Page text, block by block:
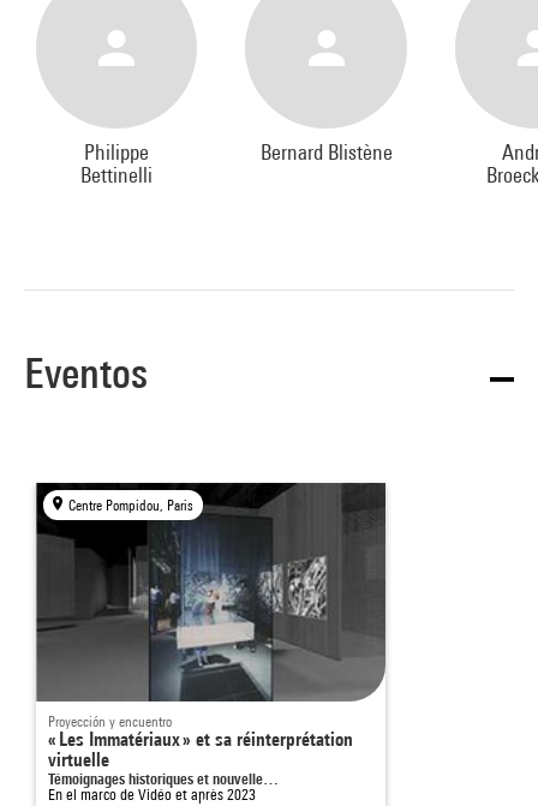
Philippe
Bettinelli
Bernard Blistène
Eventos
Centre Pompidou, Paris
Proyección y encuentro
« Les Immatériaux » et sa réinterprétation
virtuelle
Témoignages historiques et nouvelle…
En el marco de Vidéo et après 2023